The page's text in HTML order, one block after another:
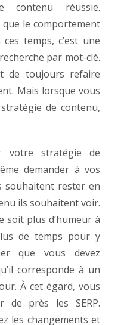
contenu réussie.
le comportement
temps, c’est une
par mot-clé.
de toujours refaire
Mais lorsque vous
de contenu,
stratégie de
demander à vos
souhaitent rester en
ils souhaitent voir.
soit plus d’humeur à
de temps pour y
que vous devez
corresponde à un
À cet égard, vous
de près les SERP.
les changements et